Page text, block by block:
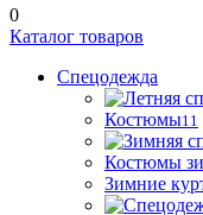
0
Каталог товаров
Спецодежда
Костюмы11
Костюмы
Зимние